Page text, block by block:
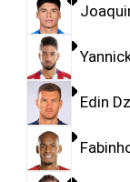
Edin